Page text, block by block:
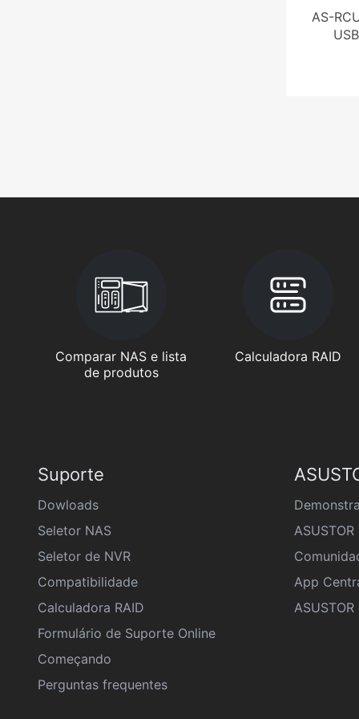
AS-
Comparar NAS e lista
de produtos
Calculadora RAID
Suporte
Dowloads
Seletor NAS
Seletor de NVR
Compatibilidade
Calculadora RAID
Formulário de Suporte Online
Começando
Perguntas frequentes
App